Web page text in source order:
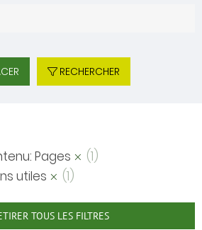
RECHERCHER
Pages
(1)
utiles
(1)
TOUS LES FILTRES